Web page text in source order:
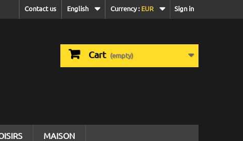
Sign in
Currency : EUR
English
Contact us
Cart (empty)
MAISON